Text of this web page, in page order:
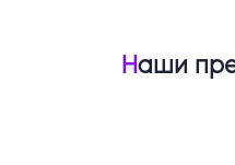
Наши